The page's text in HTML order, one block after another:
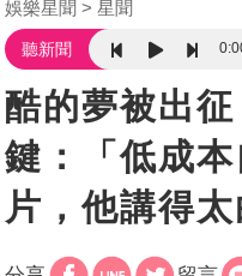
娛樂星聞 星聞
聽新聞
酷的夢被出
鍵：「低成
片，他講得太